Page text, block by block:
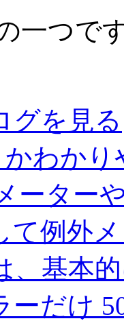
一つで
グを見る
かわか
ーター
て例外
、基本
ーだけ